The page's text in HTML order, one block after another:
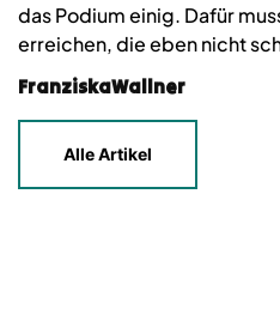
das Podium einig. Dafür
erreichen, die eben nicht
FranziskaWallner
Alle Artikel